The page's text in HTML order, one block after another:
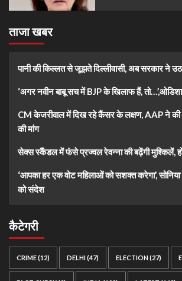
ताजा खबर
पानी की किल्लत से जूझते दिल्लीवासी, अब सरकार ने
‘अगर नवीन बाबू सच में BJP के खिलाफ हैं, तो…’,ओडिशा
CM केजरीवाल में दिख रहे कैंसर के लक्षण, AAP ने की
की मांग
सेक्स स्कैंडल में फंसे प्रज्वल रेवन्ना की बढ़ेंगी मुश्किलें,
‘आपका हर एक वोट महिलाओं को सशक्त करेगा’, सोनिया
को संदेश
कैटेगरी
CRIME(12) DELHI(47) ELECTION(27)